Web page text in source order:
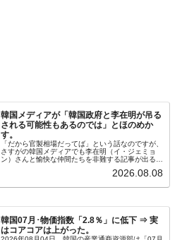
韓国メディアが「韓国政府と李在明が吊る
される可能性もあるのでは」とほのめか
す。
「だから官製相場だってば」という話なのですが、
さすがの韓国メディアでも李在明（イ・ジェミョ
ン）さんと愉快な仲間たちを非難する記事が出るよ
『朝鮮日報』に面白い記事が出ています。「東西南
2026.08.08
韓国07月･物価指数「2.8％」に低下 ⇒ 実
はコアコアは上がった。